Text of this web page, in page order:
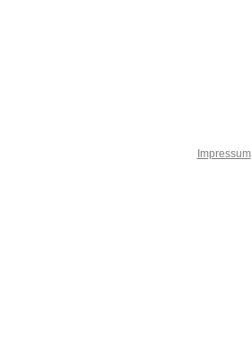
Impressum